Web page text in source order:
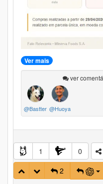
Ver mais
ver
@Bastter @Huoya
1
0
2